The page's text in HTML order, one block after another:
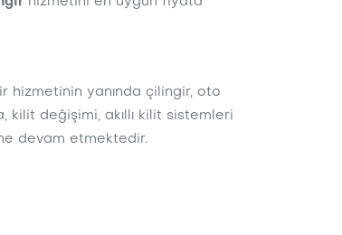
hizmetinin yanında çilingir, oto
kilit değişimi, akıllı kilit sistemleri
devam etmektedir.